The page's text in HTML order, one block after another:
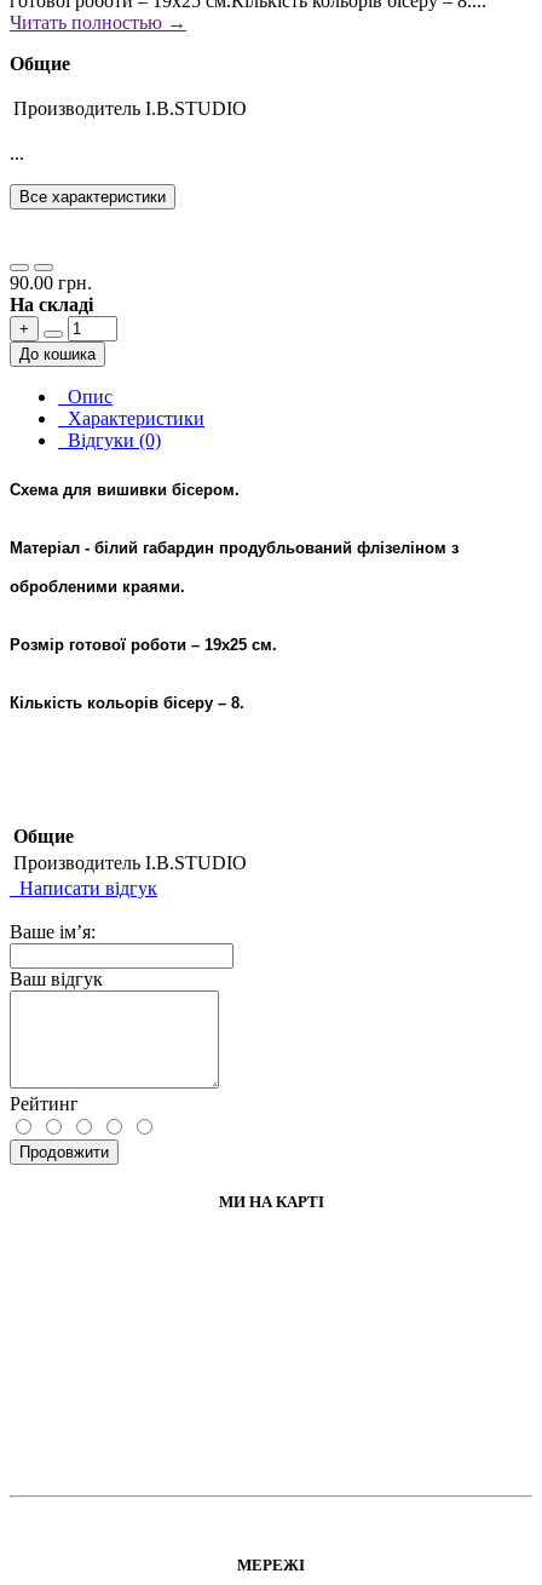
Читать полностью →
Общие
Производитель I.B.STUDIO
...
Все характеристики
90.00 грн.
На складі
+
До кошика
Опис
Характеристики
Відгуки (0)
Схема для вишивки бісером.
Матеріал - білий габардин продубльований флізеліном з
обробленими краями.
Розмір готової роботи – 19х25 см.
Кількість кольорів бісеру – 8.
Общие
Производитель I.B.STUDIO
Написати відгук
Ваше ім’я:
Ваш відгук
Рейтинг
Продовжити
МИ НА КАРТІ
МЕРЕЖІ